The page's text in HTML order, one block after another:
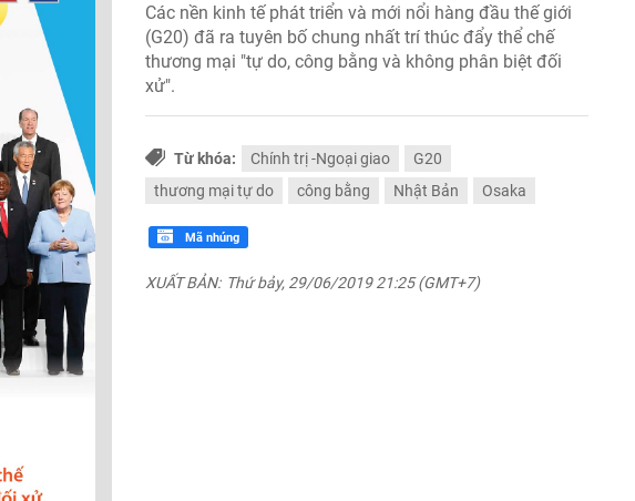
Các nền kinh tế phát triển và mới nổi hàng đầu thế giới
(G20) đã ra tuyên bố chung nhất trí thúc đẩy thể chế
thương mại "tự do, công bằng và không phân biệt đối
xử".
Từ khóa: Chính trị -Ngoại giao
G20
thương mại tự do
công bằng Nhật Bản Osaka
Mã nhúng
XUẤT BẢN: Thứ bảy, 29/06/2019 21:25 (GMT+7)